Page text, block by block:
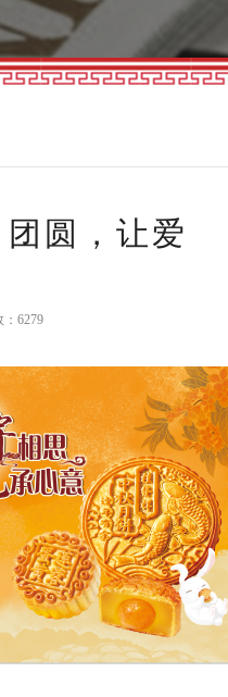
圆，让爱
：6279